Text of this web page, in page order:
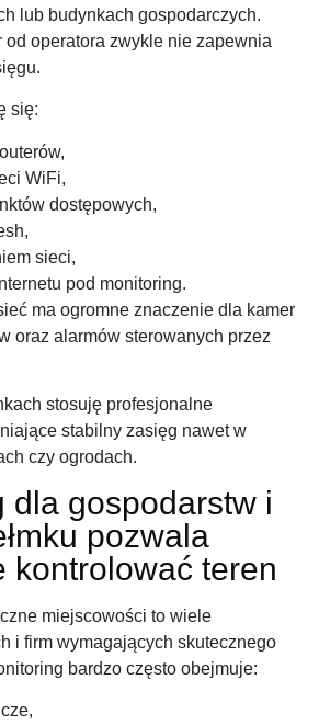
lub budynkach gospodarczych.
od operatora zwykle nie zapewnia
się:
WiFi,
dostępowych,
sieci,
pod monitoring.
ma ogromne znaczenie dla kamer
oraz alarmów sterowanych przez
stosuję profesjonalne
stabilny zasięg nawet w
czy ogrodach.
dla gospodarstw i
pozwala
kontrolować teren
miejscowości to wiele
i firm wymagających skutecznego
bardzo często obejmuje: